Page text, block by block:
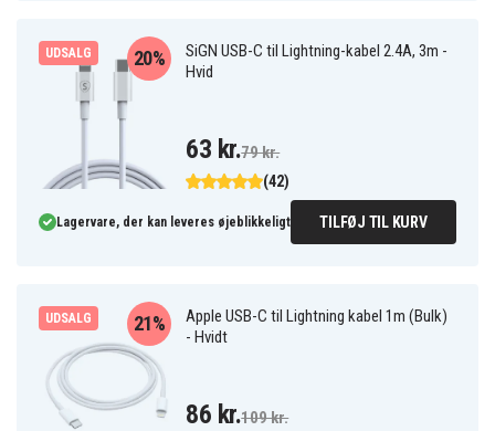
UDSALG
SiGN USB-C til Lightning-kabel 2.4A, 3m -
Hvid
(42)
20%
63 kr.79 kr.
Lagervare, der kan leveres øjeblikkeligt TILFØJ TIL KURV
UDSALG
Apple USB-C til Lightning kabel 1m (Bulk)
- Hvidt
21%
86 kr.109 kr.